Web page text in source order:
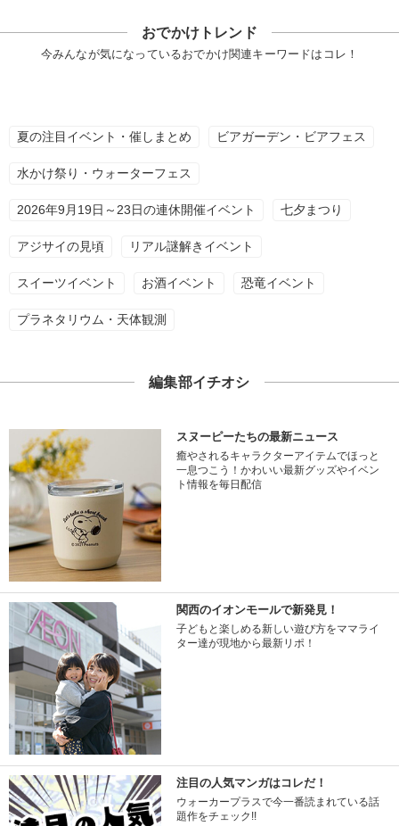
おでかけトレンド
今みんなが気になっているおでかけ関連キーワードはコレ！
夏の注目イベント・催しまとめ ビアガーデン・ビアフェス
水かけ祭り・ウォーターフェス
2026年9月19日～23日の連休開催イベント 七夕まつり
アジサイの見頃 リアル謎解きイベント
スイーツイベント お酒イベント 恐竜イベント
プラネタリウム・天体観測
編集部イチオシ
スヌーピーたちの最新ニュース
癒やされるキャラクターアイテムでほっと
一息つこう！かわいい最新グッズやイベン
ト情報を毎日配信
関西のイオンモールで新発見！
子どもと楽しめる新しい遊び方をママライ
ター達が現地から最新リポ！
注目の人気マンガはコレだ！
ウォーカープラスで今一番読まれている話
題作をチェック!!